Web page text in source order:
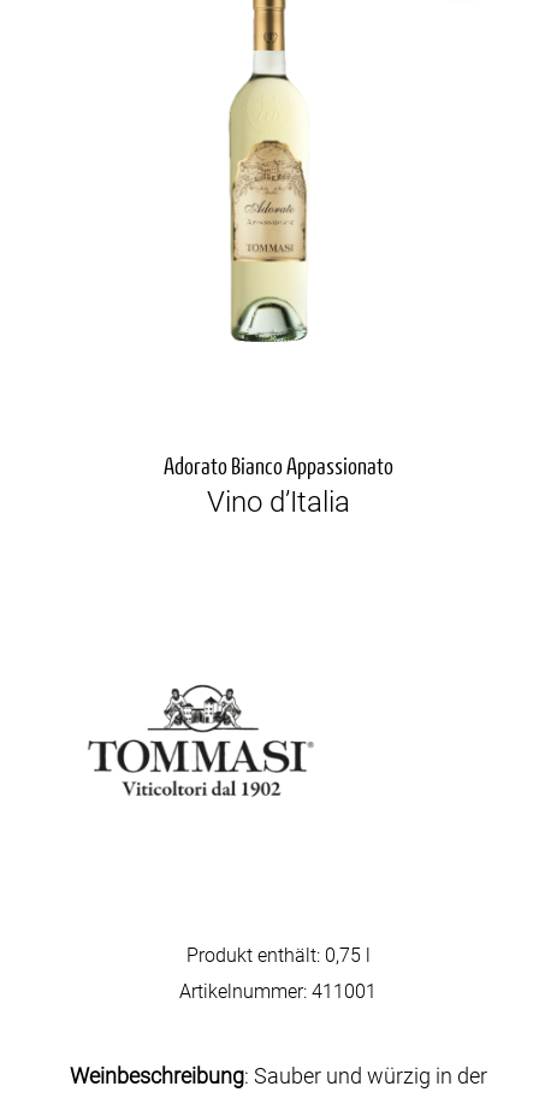
Adorato Bianco Appassionato
Vino d’Italia
Produkt enthält: 0,75
Artikelnummer: 411001
Weinbeschreibung: Sauber und würzig in der